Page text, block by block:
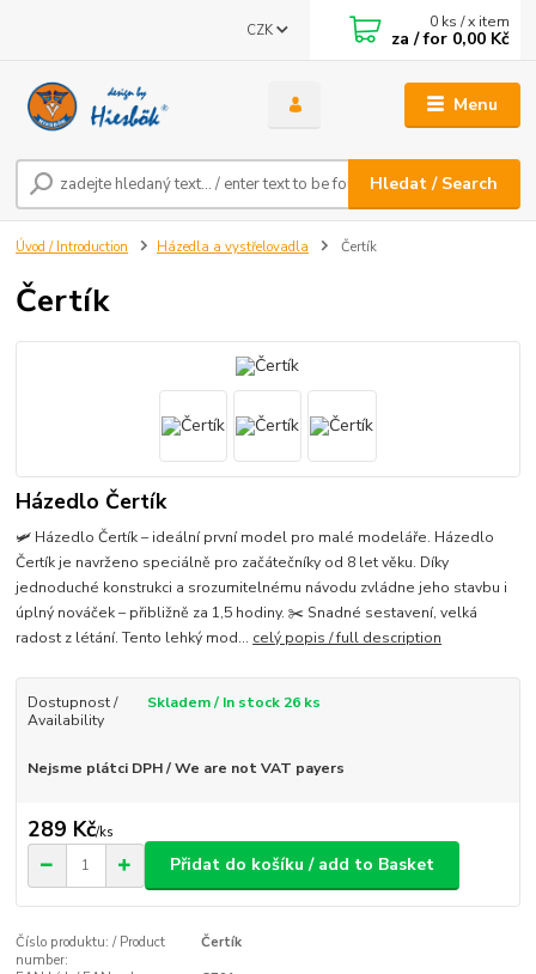
Menu
CZK
Hledat / Search
0 ks / x item
za / for 0,00 Kč
Úvod / Introduction Házedla a vystřelovadla Čertík
Čertík
Házedlo Čertík
🛩️ Házedlo Čertík – ideální první model pro malé modeláře. Házedlo
Čertík je navrženo speciálně pro začátečníky od 8 let věku. Díky
jednoduché konstrukci a srozumitelnému návodu zvládne jeho stavbu i
úplný nováček – přibližně za 1,5 hodiny. ✂️ Snadné sestavení, velká
radost z létání. Tento lehký mod... celý popis / full description
Dostupnost /
Availability
Skladem / In stock 26 ks
Nejsme plátci DPH / We are not VAT payers
289 Kč/ks
Přidat do košíku / add to Basket
Číslo produktu: / Product
number:
Čertík